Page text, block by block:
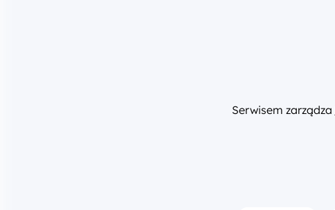
Serwisem zarządza